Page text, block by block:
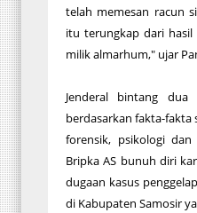
telah memesan racun
itu terungkap dari
milik almarhum," ujar
Jenderal bintang
berdasarkan fakta-fakta
forensik, psikologi
Bripka AS bunuh diri
dugaan kasus
di Kabupaten Samosir